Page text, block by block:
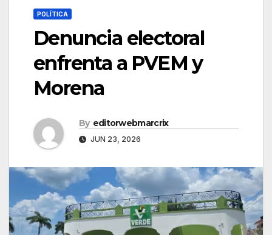
POLÍTICA
Denuncia electoral
enfrenta a PVEM y
Morena
By editorwebmarcrix
JUN 23, 2026